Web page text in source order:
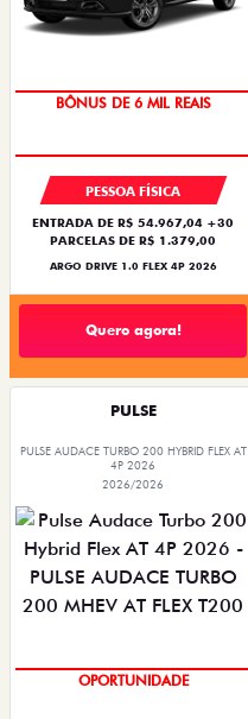
TAXA ZERO
PESSOA FÍSICA
ENTRADA DE R$ 54.967,04 +30
PARCELAS DE R$ 1.379,00
ARGO DRIVE 1.0 FLEX 4P 2026
Quero agora!
PULSE
PULSE AUDACE TURBO 200 HYBRID FLEX AT
4P 2026
2026/2026
OPORTUNIDADE